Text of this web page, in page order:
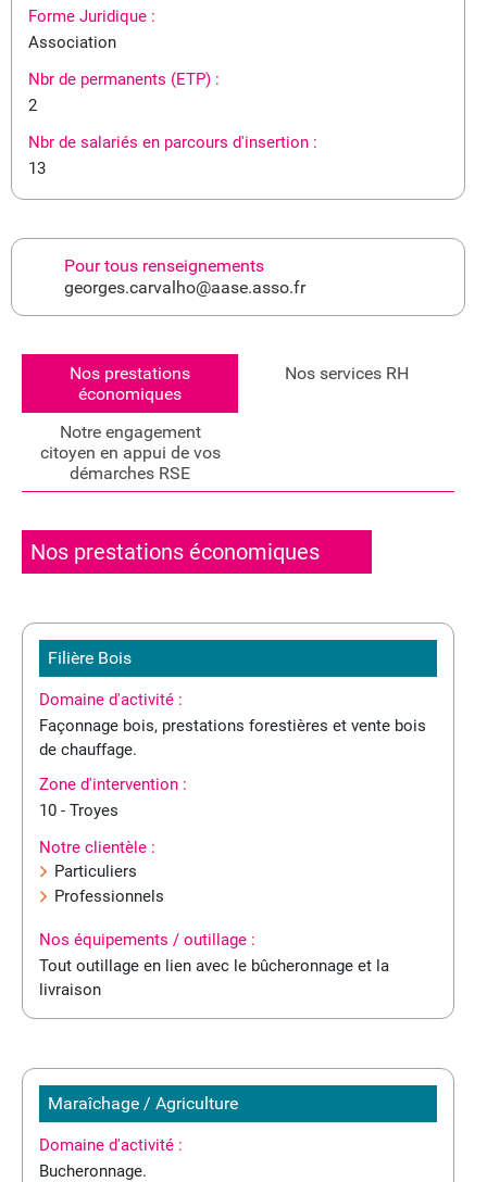
Forme Juridique :
Association
Nbr de permanents (ETP) :
2
Nbr de salariés en parcours d'insertion :
13
Pour tous renseignements
georges.carvalho@aase.asso.fr
Nos prestations
économiques
Nos services RH
Notre engagement
citoyen en appui de vos
démarches RSE
Nos prestations économiques
Filière Bois
Domaine d'activité :
Façonnage bois, prestations forestières et vente bois
de chauffage.
Zone d'intervention :
10 - Troyes
Notre clientèle :
Particuliers
Professionnels
Nos équipements / outillage :
Tout outillage en lien avec le bûcheronnage et la
livraison
Maraîchage / Agriculture
Domaine d'activité :
Bucheronnage.